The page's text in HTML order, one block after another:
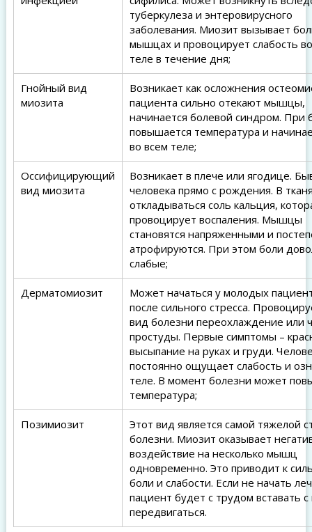
туберкулеза и энтеровирусного
заболевания. Миозит вызывает
мышцах и провоцирует слабость
теле в течение дня;
Гнойный вид
миозита
Возникает как осложнения
пациента сильно отекают мышцы,
начинается болевой синдром. При
повышается температура и
во всем теле;
Оссифицирующий
вид миозита
Возникает в плече или ягодице.
человека прямо с рождения. В
откладываться соль кальция,
провоцирует воспаления. Мышцы
становятся напряженными и
атрофируются. При этом боли
слабые;
Дерматомиозит
Может начаться у молодых
после сильного стресса.
вид болезни переохлаждение или
простуды. Первые симптомы –
высыпание на руках и груди.
постоянно ощущает слабость и
теле. В момент болезни может
температура;
Позимиозит
Этот вид является самой тяжелой
болезни. Миозит оказывает
воздействие на несколько мышц
одновременно. Это приводит к
боли и слабости. Если не начать
пациент будет с трудом вставать с
передвигаться.